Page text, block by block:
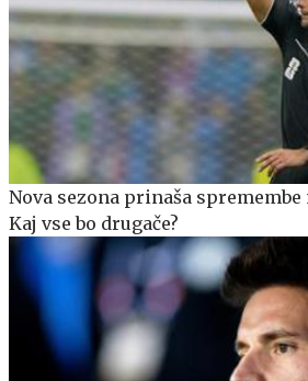
Nova sezona prinaša
Kaj vse bo drugače?